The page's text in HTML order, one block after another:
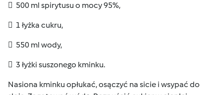
 500 ml spirytusu o mocy 95%,
 1 łyżka cukru,
 550 ml wody,
 3 łyżki suszonego kminku.
Nasiona kminku opłukać, osączyć na sicie i wsypać do